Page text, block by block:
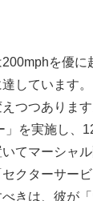
を優に
しています
つつありま
」を実施し、
てマーシャル
クターサー
きは、彼が